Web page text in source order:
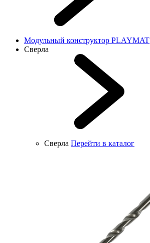
Модульный конструктор PLAYMAT
Сверла
Сверла Перейти в каталог